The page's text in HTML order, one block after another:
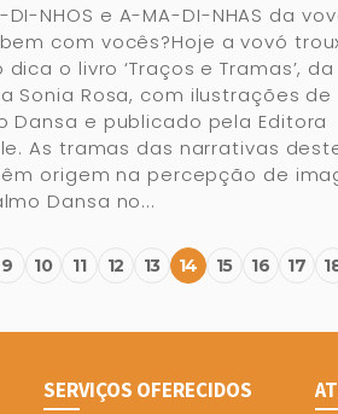
DI-NHOS e A-MA-DI-NHAS da
com vocês?Hoje a vovó
dica o livro ‘Traços e Tramas’, da
Sonia Rosa, com ilustrações de
Dansa e publicado pela Editora
As tramas das narrativas
origem na percepção de
Dansa no...
9 10 11 12 13 14 15 16 17
SERVIÇOS OFERECIDOS